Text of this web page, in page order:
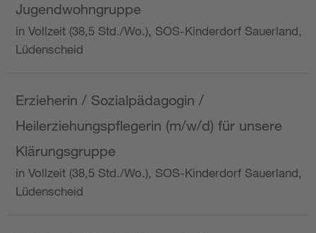
Jugendwohngruppe
in Vollzeit (38,5 Std./Wo.), SOS-Kinderdorf Sauerland,
Lüdenscheid
Erzieherin / Sozialpädagogin /
Heilerziehungspflegerin (m/w/d) für unsere
Klärungsgruppe
in Vollzeit (38,5 Std./Wo.), SOS-Kinderdorf Sauerland,
Lüdenscheid